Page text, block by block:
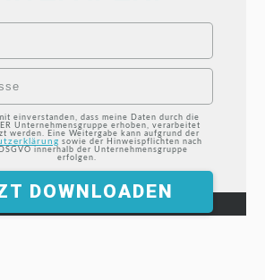
einverstanden, dass meine Daten durch die
Unternehmensgruppe erhoben, verarbeitet
werden. Eine Weitergabe kann aufgrund der
sowie der Hinweispflichten nach
innerhalb der Unternehmensgruppe
erfolgen.
DOWNLOADEN